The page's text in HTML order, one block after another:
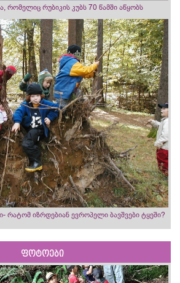
რომელიც რუბიკის კუბს 70 წამში აწყობს
რატომ იზრდებიან ევროპელი ბავშვები ტყეში?
ფოტოები